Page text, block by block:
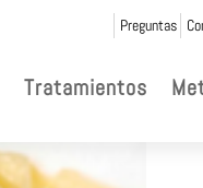
Preguntas
Tratamientos